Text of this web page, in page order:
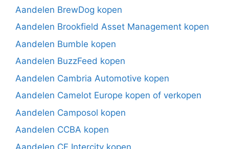
Aandelen BrewDog kopen
Aandelen Brookfield Asset Management kopen
Aandelen Bumble kopen
Aandelen BuzzFeed kopen
Aandelen Cambria Automotive kopen
Aandelen Camelot Europe kopen of verkopen
Aandelen Camposol kopen
Aandelen CCBA kopen
Aandelen CF Intercity kopen